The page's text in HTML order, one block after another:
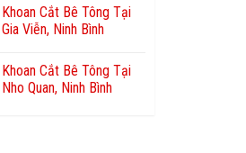
Khoan Cắt Bê Tông Tại
Gia Viễn, Ninh Bình
Khoan Cắt Bê Tông Tại
Nho Quan, Ninh Bình